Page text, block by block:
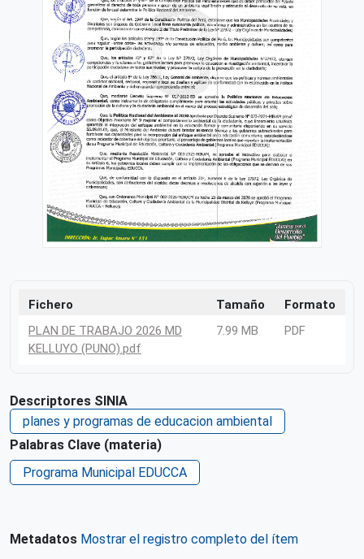
Fichero Tamaño
Formato
PLAN DE TRABAJO 2026 MD
KELLUYO (PUNO).pdf
7.99 MB PDF
Descriptores SINIA
planes y programas de educacion ambiental
Palabras Clave (materia)
Programa Municipal EDUCCA
Metadatos Mostrar el registro completo del ítem